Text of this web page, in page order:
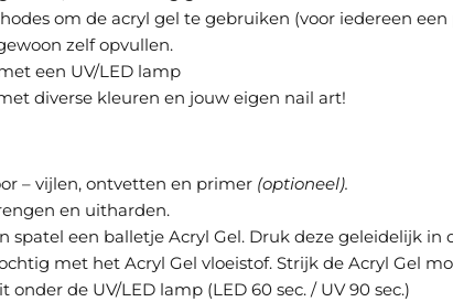
om de acryl gel te gebruiken (voor iedereen
zelf opvullen.
een UV/LED lamp
diverse kleuren en jouw eigen nail art!
– vijlen, ontvetten en primer (optioneel).
en uitharden.
spatel een balletje Acryl Gel. Druk deze geleidelijk in
met het Acryl Gel vloeistof. Strijk de Acryl Gel
onder de UV/LED lamp (LED 60 sec. / UV 90 sec.)